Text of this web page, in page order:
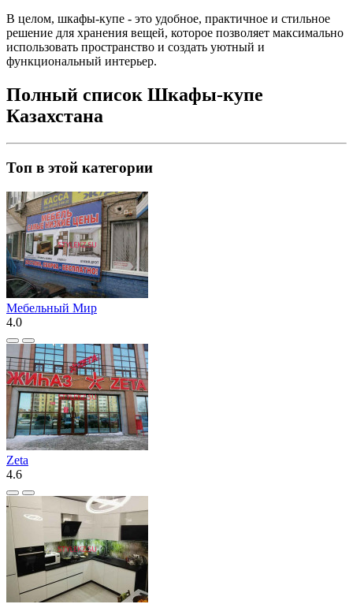
В целом, шкафы-купе - это удобное, практичное и стильное
решение для хранения вещей, которое позволяет максимально
использовать пространство и создать уютный и
функциональный интерьер.
Полный список Шкафы-купе
Казахстана
Топ в этой категории
Мебельный Мир
4.0
Zeta
4.6